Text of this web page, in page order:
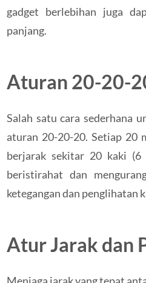
gadget berlebihan juga
panjang.
Aturan 20-20-
Salah satu cara sederhana
aturan 20-20-20. Setiap 20
berjarak sekitar 20 kaki
beristirahat dan
ketegangan dan penglihatan
Atur Jarak dan